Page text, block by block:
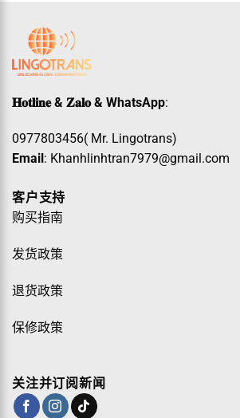
𝐇𝐨𝐭𝐥𝐢𝐧𝐞 & 𝐙𝐚𝐥𝐨 & WhatsApp:
0977803456( Mr. Lingotrans)
Email : Khanhlinhtran7979@gmail.com
客户支持
购买指南
发货政策
退货政策
保修政策
关注并订阅新闻